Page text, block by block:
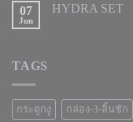
07
Jun
HYDRA SET
TAGS
กระดูกงู กล่อง-3-ลิ้นชัก